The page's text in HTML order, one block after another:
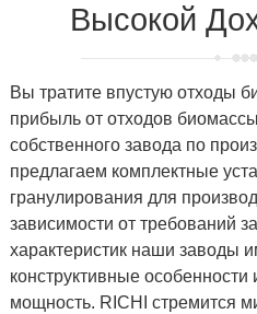
Высокой
Вы тратите впустую отходы
прибыль от отходов
собственного завода по
предлагаем комплектные
гранулирования для
зависимости от требований
характеристик наши заводы
конструктивные
мощность. RICHI стремится